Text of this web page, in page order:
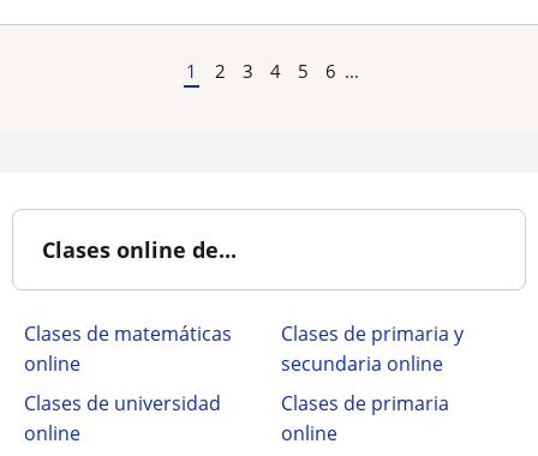
1 2 3 4 5 6 ...
Clases online de...
Clases de matemáticas
online
Clases de primaria y
secundaria online
Clases de universidad
online
Clases de primaria
online